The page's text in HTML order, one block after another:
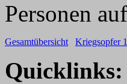
Personen
Gesamtübersicht Kriegsopfer